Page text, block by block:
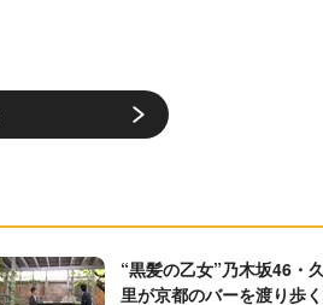
“黒髪の乙女”乃木坂46・
里が京都のバーを渡り歩